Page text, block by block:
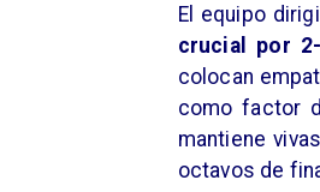
El equipo
crucial por
colocan
como factor
mantiene
octavos de